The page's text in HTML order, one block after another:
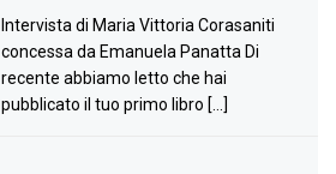
Intervista di Maria Vittoria Corasaniti
concessa da Emanuela Panatta Di
recente abbiamo letto che hai
pubblicato il tuo primo libro […]